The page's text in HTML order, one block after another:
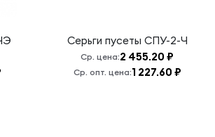
Серьги пусеты СПУ-2-Ч
Ср. цена:2 455.20 ₽
Ср. опт. цена:1 227.60 ₽